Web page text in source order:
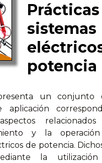
sistemas
potencia
un conjunto
aplicación
y la
de potencia.
la